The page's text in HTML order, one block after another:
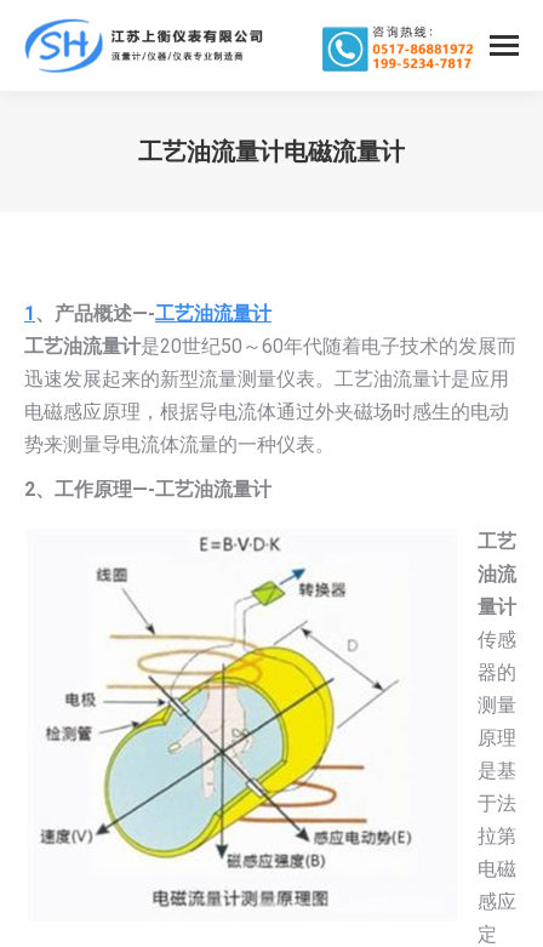
工艺油流量计电磁流量计
1、产品概述—-工艺油流量计
工艺油流量计是20世纪50～60年代随着电子技术的发展而
迅速发展起来的新型流量测量仪表。工艺油流量计是应用
电磁感应原理，根据导电流体通过外夹磁场时感生的电动
势来测量导电流体流量的一种仪表。
2、工作原理—-工艺油流量计
工艺
油流
量计
传感
器的
测量
原理
是基
于法
拉第
电磁
感应
定